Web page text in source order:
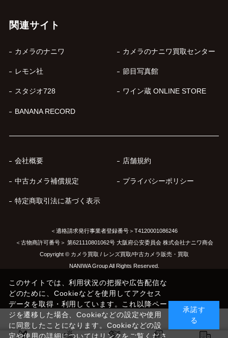
関連サイト
カメラのナニワ カメラのナニワ買取センター
レモン社 節目写真館
スタジオ728 ワイン蔵 ONLINE STORE
BANANA RECORD
会社概要 店舗規約
中古カメラ補償規定 プライバシーポリシー
特定商取引法に基づく表示
＜適格請求発行事業者登録番号＞T4120001086246
＜古物商許可番号＞ 第621110801062号 大阪府公安委員会 株式会社ナニワ商会
Copyright © カメラ買取 / レンズ買取/中古カメラ販売・買取
NANIWA Group All Rights Reserved.
このサイトでは、利用状況の把握や広告配信な
どのために、Cookieなどを使用してアクセス
データを取得・利用しています。これ以降ペー
ジを遷移した場合、Cookieなどの設定や使用
に同意したことになります。Cookieなどの設
定や使用の詳細についてはリンクをご覧くださ
承諾す
る